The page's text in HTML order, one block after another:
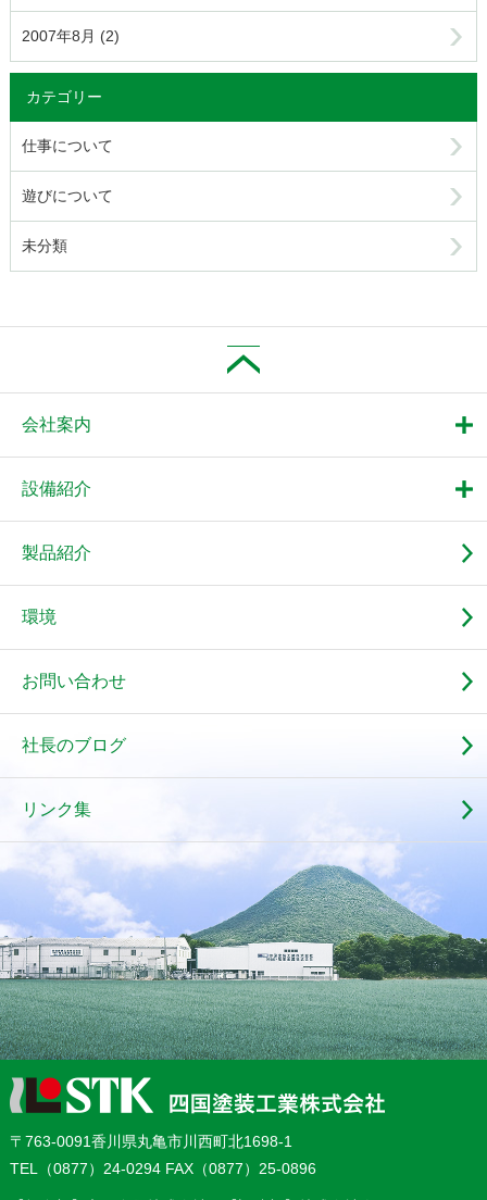
2007年8月 (2)
カテゴリー
仕事について
遊びについて
未分類
会社案内
設備紹介
製品紹介
環境
お問い合わせ
社長のブログ
リンク集
〒763‐0091香川県丸亀市川西町北1698‐1
TEL（0877）24-0294 FAX（0877）25-0896